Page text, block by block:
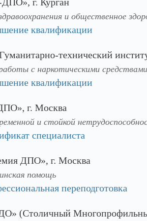
и общественное
квалификации
технический
с наркотическими
квалификации
г. Москва
и стойкой
специалиста
ДПО», г. Москва
помощь
переподготовка
(Столичный